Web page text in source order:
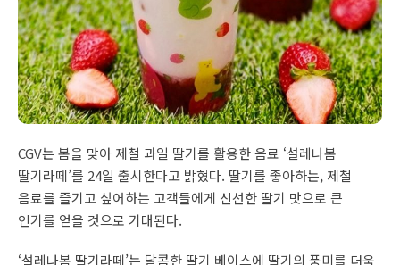
CGV는 봄을 맞아 제철 과일 딸기를 활용한 음료 ‘설레나봄
딸기라떼’를 24일 출시한다고 밝혔다. 딸기를 좋아하는, 제철
음료를 즐기고 싶어하는 고객들에게 신선한 딸기 맛으로 큰
인기를 얻을 것으로 기대된다.
‘설레나봄 딸기라떼’는 달콤한 딸기 베이스에 딸기의 풍미를 더욱